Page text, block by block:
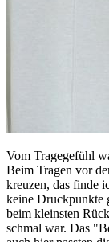
Vom Tragegefühl
Beim Tragen vor
kreuzen, das finde
keine Druckpunkte
beim kleinsten
schmal war. Das